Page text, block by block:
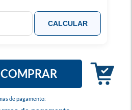
de pagamento:
COMPRAR
CALCULAR